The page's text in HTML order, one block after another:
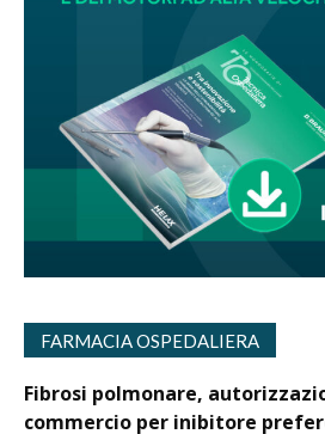
FARMACIA OSPEDALIERA
Fibrosi polmonare,
commercio per inibitore